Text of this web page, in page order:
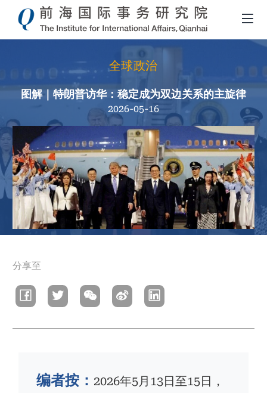
全球政治
图解｜特朗普访华：稳定成为双边关系的主旋律
2026-05-16
包
屑
分享至
编者按： 2026年5月13日至15日，